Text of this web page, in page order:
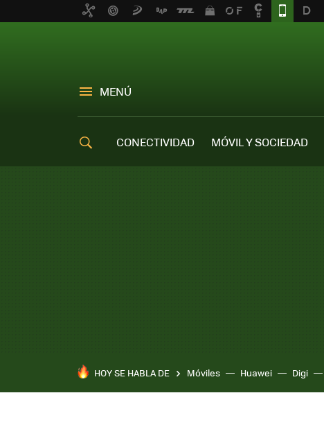
MENÚ
CONECTIVIDAD MÓVIL Y SOCIEDAD
HOY SE HABLA DE Móviles Huawei Digi